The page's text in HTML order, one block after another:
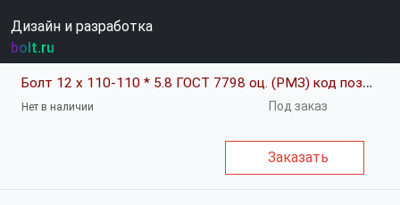
Болт 12 х 110-110 * 5.8 ГОСТ 7798 оц. (РМЗ) код позиции 0351223
Нет в наличии Под заказ
Заказать
Дизайн и разработка
bolt.ru